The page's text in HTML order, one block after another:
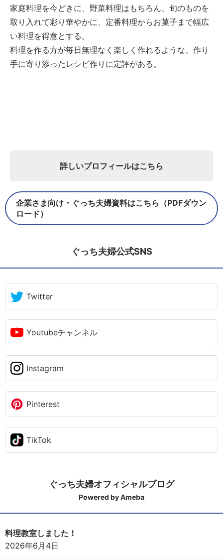
家庭料理を今どきに、野菜料理はもちろん、旬のものを
取り入れて彩り華やかに、定番料理からお菓子まで幅広
い料理を得意とする。
料理を作る方が毎日無理なく楽しく作れるような、作り
手に寄り添ったレシピ作りに定評がある。
詳しいプロフィールはこちら
企業さま向け・ぐっち夫婦資料はこちら（PDFダウン
ロード）
ぐっち夫婦公式SNS
Twitter
Youtubeチャンネル
Instagram
Pinterest
TikTok
ぐっち夫婦オフィシャルブログ
Powered by Ameba
料理教室しました！
2026年6月4日